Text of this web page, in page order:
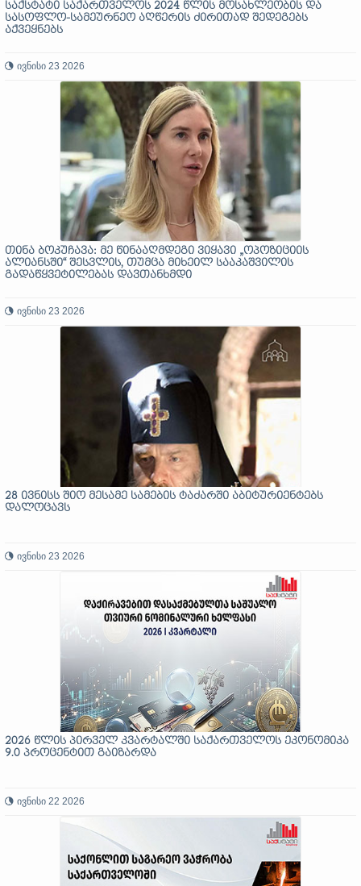
საქსტატი საქართველოს 2024 წლის მოსახლეობის და
სასოფლო-სამეურნეო აღწერის ძირითად შედეგებს
აქვეყნებს
ივნისი 23 2026
თინა ბოკუჩავა: მე წინააღმდეგი ვიყავი „ოპოზიციის
ალიანსში“ შესვლის, თუმცა მიხეილ სააკაშვილის
გადაწყვეტილებას დავთანხმდი
ივნისი 23 2026
28 ივნისს შიო მესამე სამების ტაძარში აბიტურიენტებს
დალოცავს
ივნისი 23 2026
2026 წლის პირველ კვარტალში საქართველოს ეკონომიკა
9.0 პროცენტით გაიზარდა
ივნისი 22 2026